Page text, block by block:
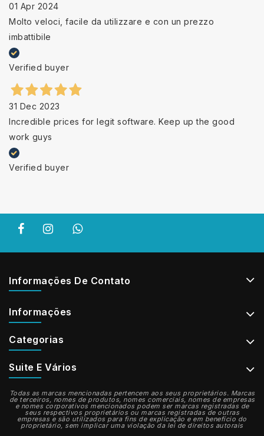
01 Apr 2024
Molto veloci, facile da utilizzare e con un prezzo
imbattibile
Verified buyer
31 Dec 2023
Incredible prices for legit software. Keep up the good
work guys
Verified buyer
Informações De Contato
Informações
Categorias
Suite E Vários
Todas as marcas mencionadas pertencem aos seus proprietários. Marcas
de terceiros, nomes de produtos, nomes comerciais, nomes de empresas
e nomes corporativos mencionados podem ser marcas registradas de
seus respectivos proprietários ou marcas registradas de outras
empresas e são utilizados para fins de explicação e em benefício do
proprietário, sem implicar uma violação da lei de direitos autorais